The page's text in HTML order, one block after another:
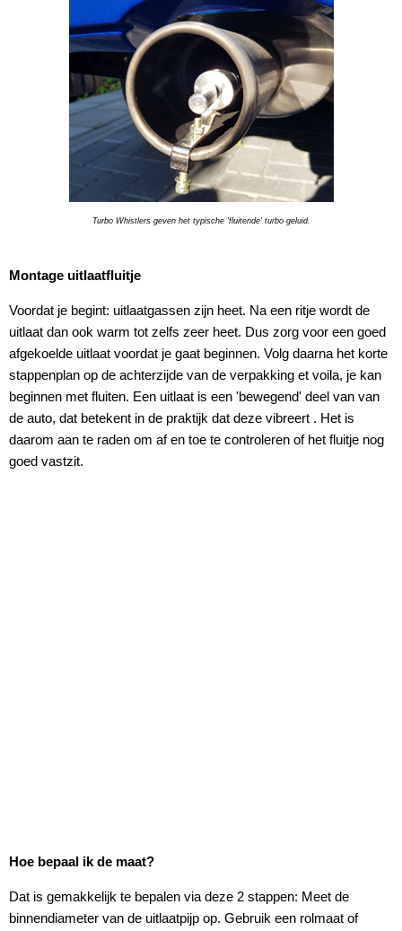
Turbo Whistlers geven het typische 'fluitende' turbo geluid.
Montage uitlaatfluitje
Voordat je begint: uitlaatgassen zijn heet. Na een ritje wordt de
uitlaat dan ook warm tot zelfs zeer heet. Dus zorg voor een goed
afgekoelde uitlaat voordat je gaat beginnen. Volg daarna het korte
stappenplan op de achterzijde van de verpakking et voila, je kan
beginnen met fluiten. Een uitlaat is een 'bewegend' deel van van
de auto, dat betekent in de praktijk dat deze vibreert . Het is
daarom aan te raden om af en toe te controleren of het fluitje nog
goed vastzit.
Hoe bepaal ik de maat?
Dat is gemakkelijk te bepalen via deze 2 stappen: Meet de
binnendiameter van de uitlaatpijp op. Gebruik een rolmaat of